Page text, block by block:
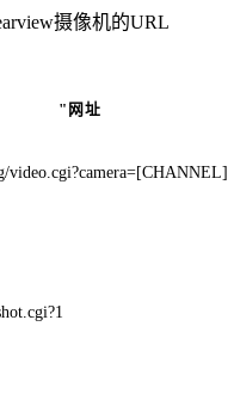
摄像机的URL
"网址
video.cgi?camera=[CHANNEL]